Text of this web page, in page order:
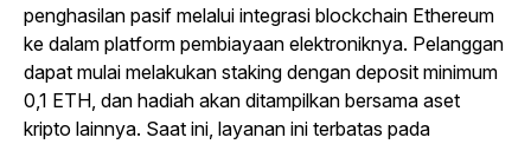
penghasilan pasif melalui integrasi blockchain Ethereum
ke dalam platform pembiayaan elektroniknya. Pelanggan
dapat mulai melakukan staking dengan deposit minimum
0,1 ETH, dan hadiah akan ditampilkan bersama aset
kripto lainnya. Saat ini, layanan ini terbatas pada